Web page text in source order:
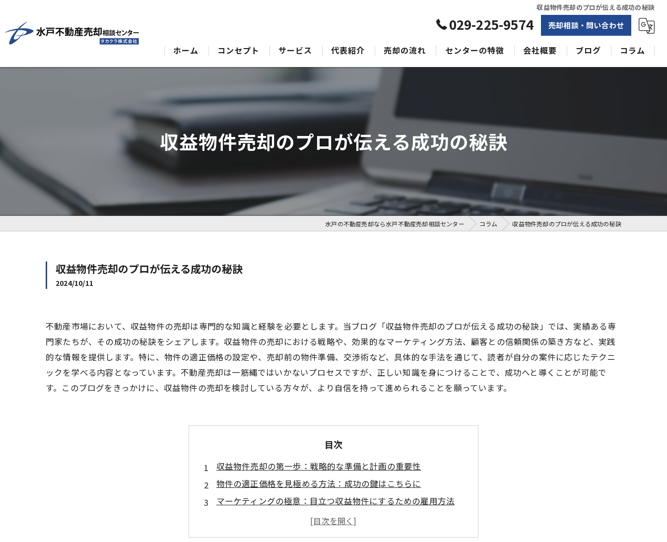
収益物件売却のプロが伝える成功の秘訣
029-225-9574 売却相談・問い合わせ
ホーム コンセプト
水戸の不動産売却･水戸不動産売却相談センターのサポート
水戸の不動産売却･水戸不動産売却相談センターの最適なアドバイス
サービス 代表紹介 売却の流れ センターの特徴
戸建て
収益物件
会社概要 ブログ コラム
収益物件売却のプロが伝える成功の秘訣
水戸の不動産売却なら水戸不動産売却相談センター コラム 収益物件売却のプロが伝える成功の秘訣
収益物件売却のプロが伝える成功の秘訣
2024/10/11
不動産市場において、収益物件の売却は専門的な知識と経験を必要とします。当ブログ「収益物件売却のプロが伝える成功の秘訣」では、実績ある専
門家たちが、その成功の秘訣をシェアします。収益物件の売却における戦略や、効果的なマーケティング方法、顧客との信頼関係の築き方など、実践
的な情報を提供します。特に、物件の適正価格の設定や、売却前の物件準備、交渉術など、具体的な手法を通じて、読者が自分の案件に応じたテクニ
ックを学べる内容となっています。不動産売却は一筋縄ではいかないプロセスですが、正しい知識を身につけることで、成功へと導くことが可能で
す。このブログをきっかけに、収益物件の売却を検討している方々が、より自信を持って進められることを願っています。
目次
収益物件売却の第一歩：戦略的な準備と計画の重要性
物件の適正価格を見極める方法：成功の鍵はこちらに
マーケティングの極意：目立つ収益物件にするための雇用方法
顧客との信頼関係を築く：成功する売却の秘訣
交渉術をマスターする：成功を引き寄せるテクニック